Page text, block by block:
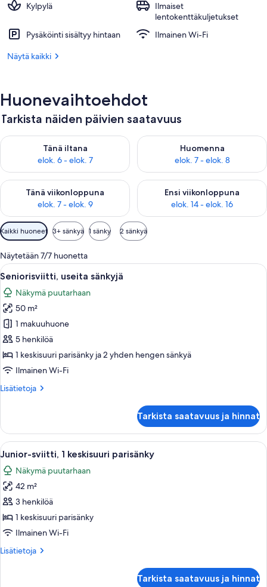
Kylpylä
Ilmaiset
lentokenttäkuljetukset
Pysäköinti sisältyy hintaan
Ilmainen Wi-Fi
Näytä kaikki
Huonevaihtoehdot
Tarkista näiden päivien saatavuus
Tänä iltana
elok. 6 - elok. 7
Tarkista tämän illan saatavuus elok. 6 - elok. 7
Huomenna
elok. 7 - elok. 8
Tarkista huomisen saatavuus
Tänä viikonloppuna
elok. 7 - elok. 9
Tarkista tämän viikonlopun saatavuus elok. 7 - elok. 9
Ensi viikonloppuna
elok. 14 - elok. 16
Tarkista ensi viikonlopun
Huoneille
saatavilla
olevia
suodattimia
Kaikki huoneet 3+ sänkyä 1 sänky 2 sänkyä
Näytetään 7/7 huonetta
Avaa
kaikki
huonetyypin
Seniorisviitti,
useita
sänkyjä
kuvat
Hotellihuone, jossa on suuri sänky,
7
Seniorisviitti, useita sänkyjä
Näkymä puutarhaan
50 m²
1 makuuhuone
5 henkilöä
1 keskisuuri parisänky ja 2 yhden hengen sänkyä
Ilmainen Wi-Fi
Lisätietoja
Lisätietoja
sänkyjä
Tarkista saatavuus ja hinnat
Avaa
kaikki
huonetyypin
Junior-
sviitti,
1
keskisuuri
kuvat
Hotellihuone, jossa on suuri sänky,
7
Junior-sviitti, 1 keskisuuri parisänky
Näkymä puutarhaan
42 m²
3 henkilöä
1 keskisuuri parisänky
Ilmainen Wi-Fi
Lisätietoja
Lisätietoja
Tarkista saatavuus ja hinnat